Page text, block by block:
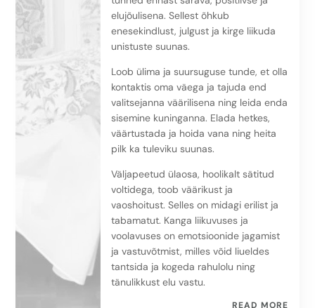
elujõulisena. Sellest õhkub
enesekindlust, julgust ja kirge liikuda
unistuste suunas.
Loob ülima ja suursuguse tunde, et olla
kontaktis oma väega ja tajuda end
valitsejanna väärilisena ning leida enda
sisemine kuninganna. Elada hetkes,
väärtustada ja hoida vana ning heita
pilk ka tuleviku suunas.
Väljapeetud ülaosa, hoolikalt sätitud
voltidega, toob väärikust ja
vaoshoitust. Selles on midagi erilist ja
tabamatut. Kanga liikuvuses ja
voolavuses on emotsioonide jagamist
ja vastuvõtmist, milles võid liueldes
tantsida ja kogeda rahulolu ning
tänulikkust elu vastu.
READ MORE